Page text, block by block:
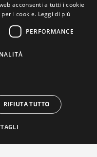
acconsenti a tutti i cookie
i cookie. Leggi di più
PERFORMANCE
RIFIUTA TUTTO